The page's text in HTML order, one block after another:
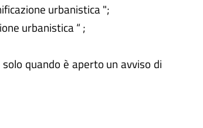
urbanistica ";
urbanistica “ ;
quando è aperto un avviso di